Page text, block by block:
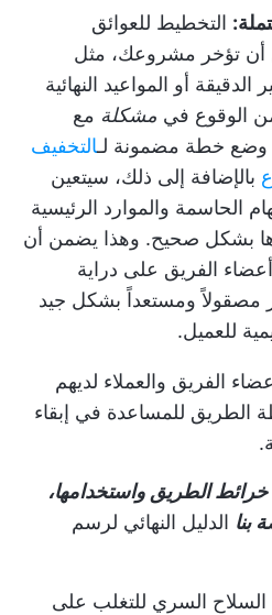
التخطيط للعوائق
أن تؤخر مشروعك، مثل
الدقيقة أو المواعيد النهائية
من الوقوع في مشكلة مع
وضع خطة مضمونة لـالتخفيف
بالإضافة إلى ذلك، سيتعين
الحاسمة والموارد الرئيسية
بشكل صحيح. وهذا يضمن أن
الفريق على دراية
مصقولاً ومستعداً بشكل جيد
للعميل.
الفريق والعملاء لديهم
الطريق للمساعدة في إبقاء
الطريق واستخدامها،
بنا الدليل النهائي لرسم
السري للتغلب على